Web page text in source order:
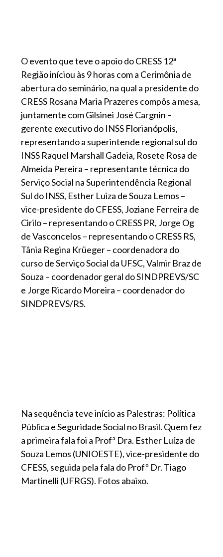
O evento que teve o apoio do CRESS 12ª
Região iníciou às 9 horas com a Cerimônia de
abertura do seminário, na qual a presidente do
CRESS Rosana Maria Prazeres compôs a mesa,
juntamente com Gilsinei José Cargnin –
gerente executivo do INSS Florianópolis,
representando a superintende regional sul do
INSS Raquel Marshall Gadeia, Rosete Rosa de
Almeida Pereira – representante técnica do
Serviço Social na Superintendência Regional
Sul do INSS, Esther Luiza de Souza Lemos –
vice-presidente do CFESS, Joziane Ferreira de
Cirilo – representando o CRESS PR, Jorge Og
de Vasconcelos – representando o CRESS RS,
Tânia Regina Krüeger – coordenadora do
curso de Serviço Social da UFSC, Valmir Braz de
Souza – coordenador geral do SINDPREVS/SC
e Jorge Ricardo Moreira – coordenador do
SINDPREVS/RS.
Na sequência teve início as Palestras: Política
Pública e Seguridade Social no Brasil. Quem fez
a primeira fala foi a Profª Dra. Esther Luíza de
Souza Lemos (UNIOESTE), vice-presidente do
CFESS, seguida pela fala do Profº Dr. Tiago
Martinelli (UFRGS). Fotos abaixo.